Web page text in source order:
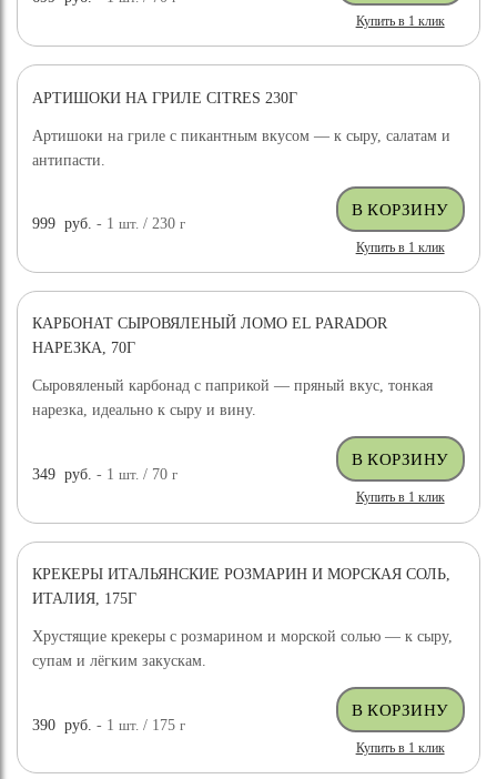
Купить в 1 клик
АРТИШОКИ НА ГРИЛЕ CITRES 230Г
Артишоки на гриле с пикантным вкусом — к сыру, салатам и
антипасти.
999 руб. - 1шт. / 230г
Купить в 1 клик
КАРБОНАТ СЫРОВЯЛЕНЫЙ ЛОМО EL PARADOR
НАРЕЗКА, 70Г
Сыровяленый карбонад с паприкой — пряный вкус, тонкая
нарезка, идеально к сыру и вину.
349 руб. - 1шт. / 70г
Купить в 1 клик
КРЕКЕРЫ ИТАЛЬЯНСКИЕ РОЗМАРИН И МОРСКАЯ СОЛЬ,
ИТАЛИЯ, 175Г
Хрустящие крекеры с розмарином и морской солью — к сыру,
супам и лёгким закускам.
390 руб. - 1шт. / 175г
Купить в 1 клик